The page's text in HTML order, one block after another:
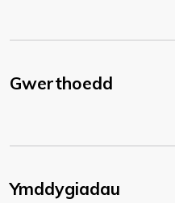
Gwerthoedd
Ymddygiadau